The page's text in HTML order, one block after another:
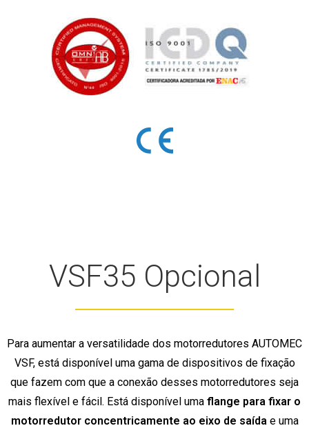
VSF35 Opcional
Para aumentar a versatilidade dos motorredutores AUTOMEC
VSF, está disponível uma gama de dispositivos de fixação
que fazem com que a conexão desses motorredutores seja
mais flexível e fácil. Está disponível uma flange para fixar o
motorredutor concentricamente ao eixo de saída e uma